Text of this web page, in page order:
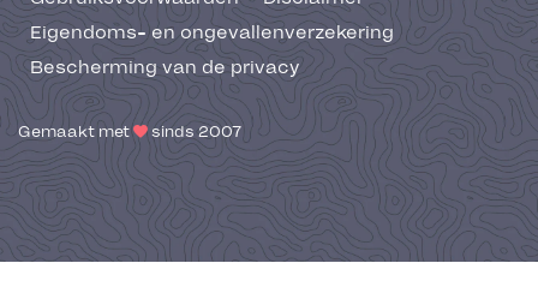
Eigendoms- en ongevallenverzekering
Bescherming van de privacy
Gemaakt met sinds 2007